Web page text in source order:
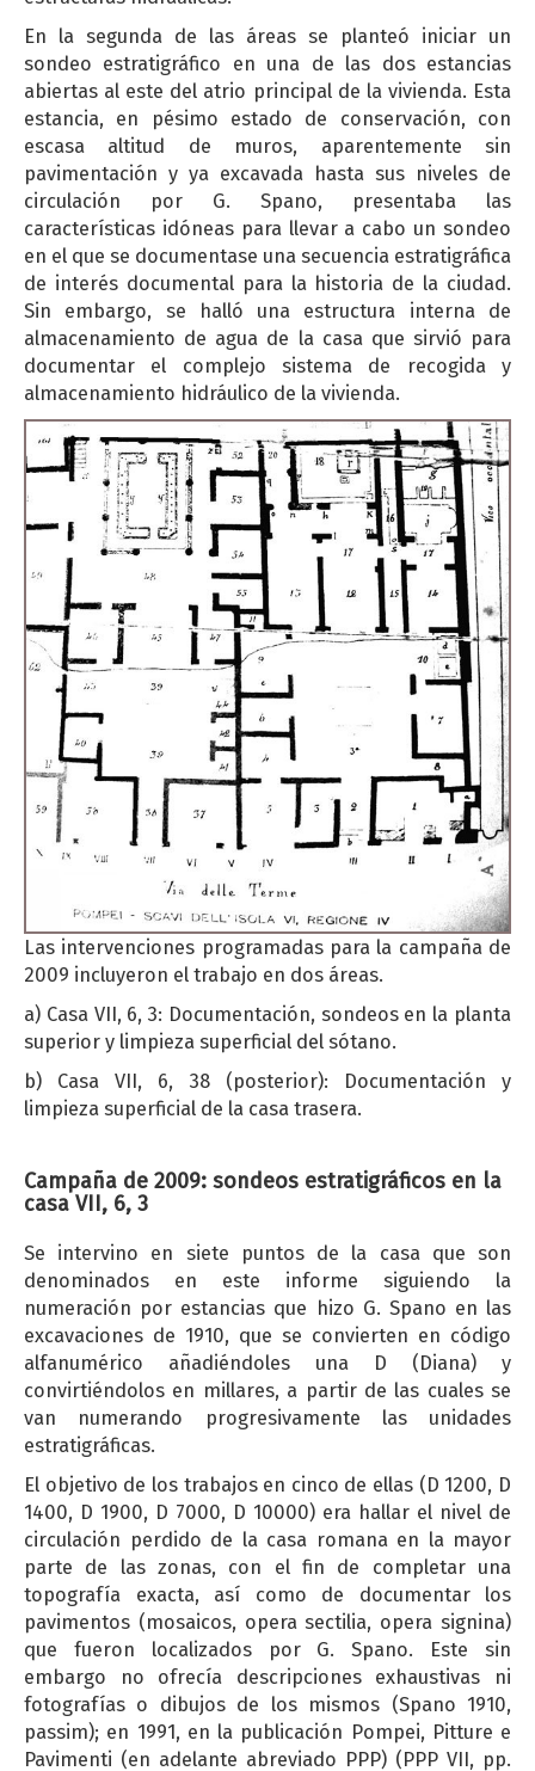
En la segunda de las áreas se planteó iniciar un
sondeo estratigráfico en una de las dos estancias
abiertas al este del atrio principal de la vivienda. Esta
estancia, en pésimo estado de conservación, con
escasa altitud de muros, aparentemente sin
pavimentación y ya excavada hasta sus niveles de
circulación por G. Spano, presentaba las
características idóneas para llevar a cabo un sondeo
en el que se documentase una secuencia estratigráfica
de interés documental para la historia de la ciudad.
Sin embargo, se halló una estructura interna de
almacenamiento de agua de la casa que sirvió para
documentar el complejo sistema de recogida y
almacenamiento hidráulico de la vivienda.
Las intervenciones programadas para la campaña de
2009 incluyeron el trabajo en dos áreas.
a) Casa VII, 6, 3: Documentación, sondeos en la planta
superior y limpieza superficial del sótano.
b) Casa VII, 6, 38 (posterior): Documentación y
limpieza superficial de la casa trasera.
Campaña de 2009: sondeos estratigráficos en la
casa VII, 6, 3
Se intervino en siete puntos de la casa que son
denominados en este informe siguiendo la
numeración por estancias que hizo G. Spano en las
excavaciones de 1910, que se convierten en código
alfanumérico añadiéndoles una D (Diana) y
convirtiéndolos en millares, a partir de las cuales se
van numerando progresivamente las unidades
estratigráficas.
El objetivo de los trabajos en cinco de ellas (D 1200, D
1400, D 1900, D 7000, D 10000) era hallar el nivel de
circulación perdido de la casa romana en la mayor
parte de las zonas, con el fin de completar una
topografía exacta, así como de documentar los
pavimentos (mosaicos, opera sectilia, opera signina)
que fueron localizados por G. Spano. Este sin
embargo no ofrecía descripciones exhaustivas ni
fotografías o dibujos de los mismos (Spano 1910,
passim); en 1991, en la publicación Pompei, Pitture e
Pavimenti (en adelante abreviado PPP) (PPP VII, pp.